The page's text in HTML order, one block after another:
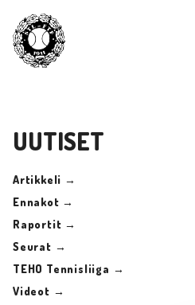
UUTISET
Artikkeli →
Ennakot →
Raportit →
Seurat →
TEHO Tennisliiga →
Videot →